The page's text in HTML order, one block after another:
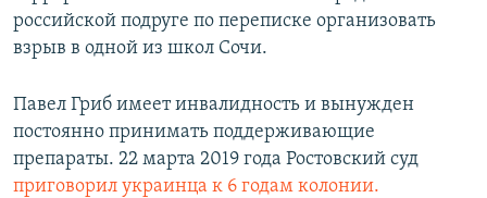
российской подруге по переписке организовать
взрыв в одной из школ Сочи.
Павел Гриб имеет инвалидность и вынужден
постоянно принимать поддерживающие
препараты. 22 марта 2019 года Ростовский суд
приговорил украинца к 6 годам колонии.